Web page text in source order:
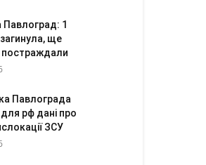
Павлоград: 1
ще
постраждали
Павлограда
рф дані про
ЗСУ